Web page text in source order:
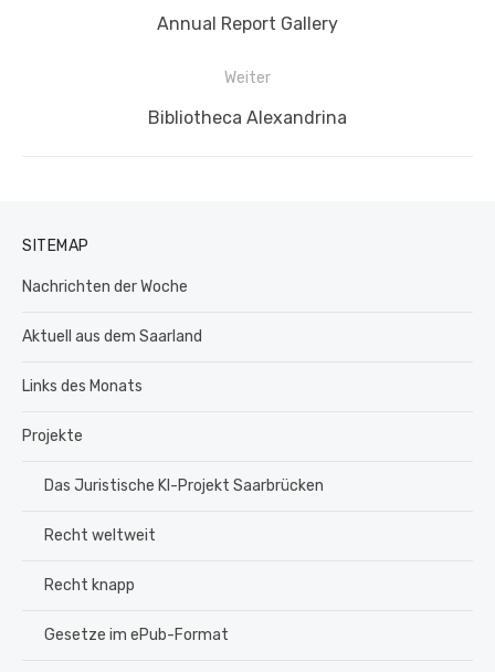
Vorheriger
Annual Report Gallery
Weiter
Nächster
Bibliotheca Alexandrina
SITEMAP
Nachrichten der Woche
Aktuell aus dem Saarland
Links des Monats
Projekte
Das Juristische KI-Projekt Saarbrücken
Recht weltweit
Recht knapp
Gesetze im ePub-Format